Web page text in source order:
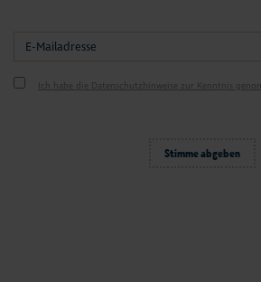
Ich habe die Datenschutzhinweise zur Kenntnis
Stimme abgeben